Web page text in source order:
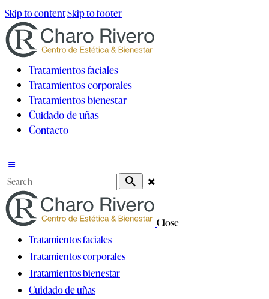
Skip to contentSkip to footer
Tratamientos faciales
Tratamientos corporales
Tratamientos bienestar
Cuidado de uñas
Contacto
Close
Tratamientos faciales
Tratamientos corporales
Tratamientos bienestar
Cuidado de uñas